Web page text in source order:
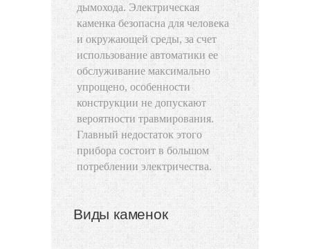
дымохода. Электрическая
каменка безопасна для человека
и окружающей среды, за счет
использование автоматики ее
обслуживание максимально
упрощено, особенности
конструкции не допускают
вероятности травмирования.
Главный недостаток этого
прибора состоит в большом
потреблении электричества.
Виды каменок